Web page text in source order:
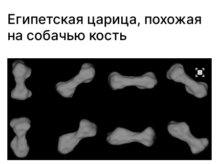
Египетская царица, похожая
на собачью кость